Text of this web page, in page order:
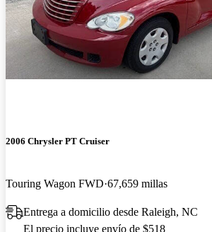
2006 Chrysler PT Cruiser
Touring Wagon FWD 67,659 millas
Entrega a domicilio desde Raleigh, NC
El precio incluye envío de $518